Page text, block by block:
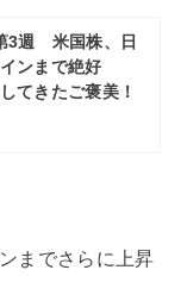
3週 米国株、日
ンまで絶好
てきたご褒美！
までさらに上昇